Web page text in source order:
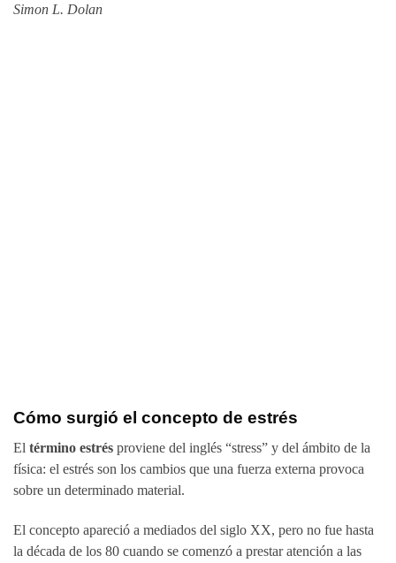
Simon L. Dolan
Cómo surgió el concepto de estrés
El término estrés proviene del inglés “stress” y del ámbito de la
física: el estrés son los cambios que una fuerza externa provoca
sobre un determinado material.
El concepto apareció a mediados del siglo XX, pero no fue hasta
la década de los 80 cuando se comenzó a prestar atención a las